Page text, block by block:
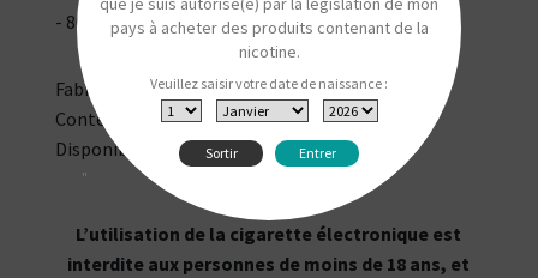
- 80% de Glycérine Végétale (VG)
Fabriqué en France par LIPS.
Contenance de 200 ml.
Disponible en 3 ou 6 mg/ml de nicotine.
L’utilisation de la cigarette électronique est
interdite aux personnes de moins de 18 ans, et
pays à acheter des produits contenant de la
nicotine.
Veuillez saisir votre date de naissance :
Sortir
Entrer
"